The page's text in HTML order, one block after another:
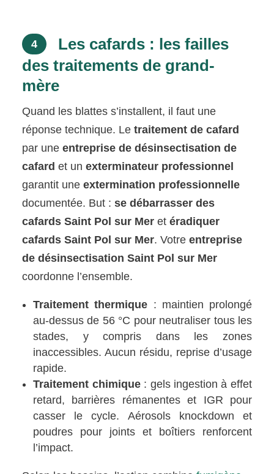
4
Les cafards : les failles
des traitements de grand-
mère
Quand les blattes s’installent, il faut une
réponse technique. Letraitement de cafard
par uneentreprise de désinsectisation de
cafard et unexterminateur professionnel
garantit uneextermination professionnelle
documentée. But :se débarrasser des
cafards Saint Pol sur Mer etéradiquer
cafards Saint Pol sur Mer. Votreentreprise
de désinsectisation Saint Pol sur Mer
coordonne l’ensemble.
Traitement thermique : maintien prolongé
au-dessus de 56 °C pour neutraliser tous les
stades, y compris dans les zones
inaccessibles. Aucun résidu, reprise d’usage
rapide.
Traitement chimique: gels ingestion à effet
retard, barrières rémanentes et IGR pour
casser le cycle. Aérosols knockdown et
poudres pour joints et boîtiers renforcent
l’impact.